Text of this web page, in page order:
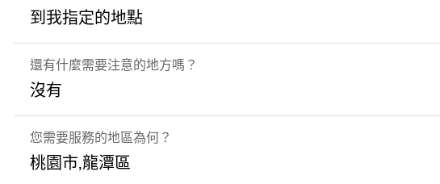
到我指定的地點
還有什麼需要注意的地方嗎？
沒有
您需要服務的地區為何？
桃園市,龍潭區